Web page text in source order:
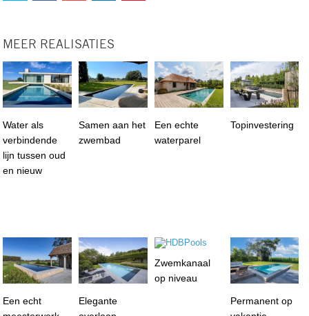
MEER REALISATIES
Water als
verbindende
lijn tussen oud
en nieuw
Samen aan het
zwembad
Een echte
waterparel
Topinvestering
Een echt
Elegante
Zwemkanaal
op niveau
Permanent op